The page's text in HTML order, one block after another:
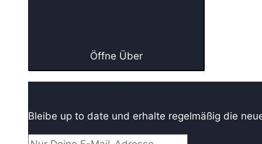
Öffne Über
Bleibe up to date und erhalte regelmäßig die